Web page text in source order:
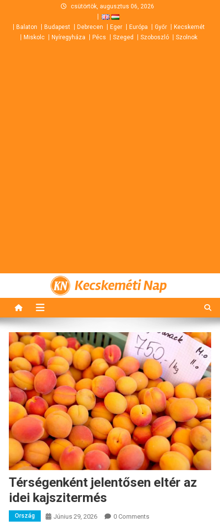
content
csütörtök, augusztus 06, 2026
Balaton Budapest Debrecen Eger Európa Győr
Kecskemét
Miskolc
Nyíregyháza Pécs Szeged Szoboszló Szolnok
Kecskeméti Nap
Térségenként jelentősen eltér az
idei kajszitermés
Ország Június 29, 2026 0 Comments